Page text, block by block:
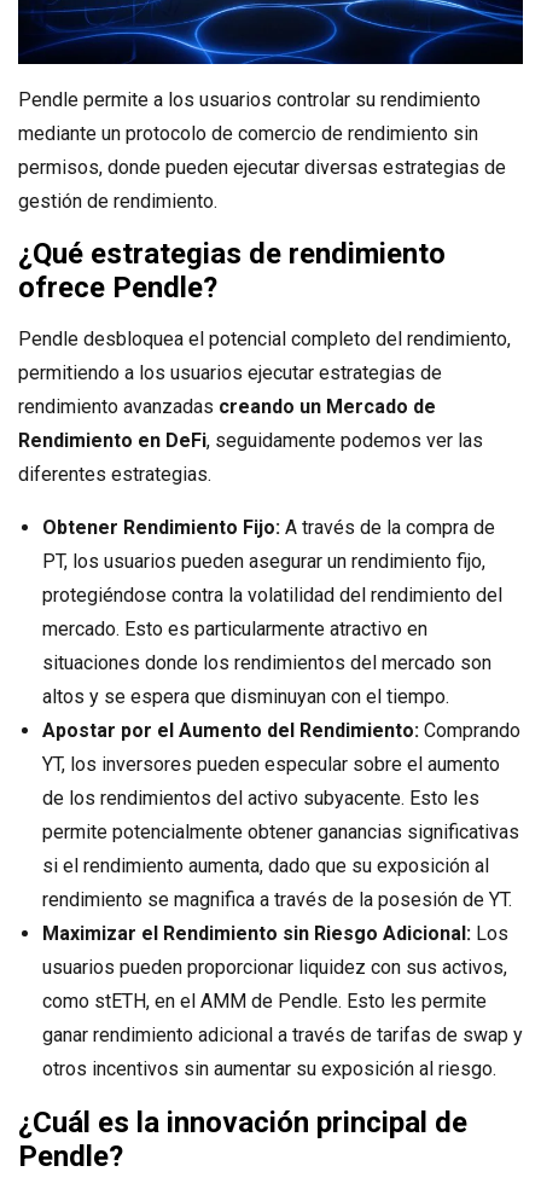
Pendle permite a los usuarios controlar su rendimiento
mediante un protocolo de comercio de rendimiento sin
permisos, donde pueden ejecutar diversas estrategias de
gestión de rendimiento.
¿Qué estrategias de rendimiento
ofrece Pendle?
Pendle desbloquea el potencial completo del rendimiento,
permitiendo a los usuarios ejecutar estrategias de
rendimiento avanzadas creando un Mercado de
Rendimiento en DeFi, seguidamente podemos ver las
diferentes estrategias.
Obtener Rendimiento Fijo: A través de la compra de
PT, los usuarios pueden asegurar un rendimiento fijo,
protegiéndose contra la volatilidad del rendimiento del
mercado. Esto es particularmente atractivo en
situaciones donde los rendimientos del mercado son
altos y se espera que disminuyan con el tiempo.
Apostar por el Aumento del Rendimiento: Comprando
YT, los inversores pueden especular sobre el aumento
de los rendimientos del activo subyacente. Esto les
permite potencialmente obtener ganancias significativas
si el rendimiento aumenta, dado que su exposición al
rendimiento se magnifica a través de la posesión de YT.
Maximizar el Rendimiento sin Riesgo Adicional: Los
usuarios pueden proporcionar liquidez con sus activos,
como stETH, en el AMM de Pendle. Esto les permite
ganar rendimiento adicional a través de tarifas de swap y
otros incentivos sin aumentar su exposición al riesgo.
¿Cuál es la innovación principal de
Pendle?